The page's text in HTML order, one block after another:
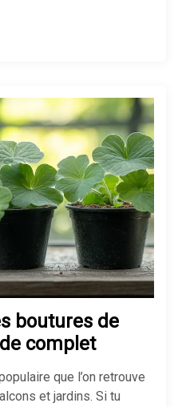
boutures de
complet
que l’on retrouve
et jardins. Si tu